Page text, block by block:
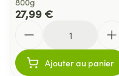
27,99 €
Ajouter au panier